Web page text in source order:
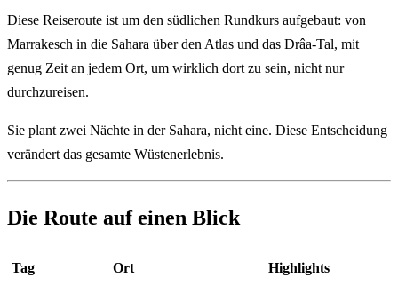
Diese Reiseroute ist um den südlichen Rundkurs aufgebaut: von
Marrakesch in die Sahara über den Atlas und das Drâa-Tal, mit
genug Zeit an jedem Ort, um wirklich dort zu sein, nicht nur
durchzureisen.
Sie plant zwei Nächte in der Sahara, nicht eine. Diese Entscheidung
verändert das gesamte Wüstenerlebnis.
Die Route auf einen Blick
Tag Ort
Highlights